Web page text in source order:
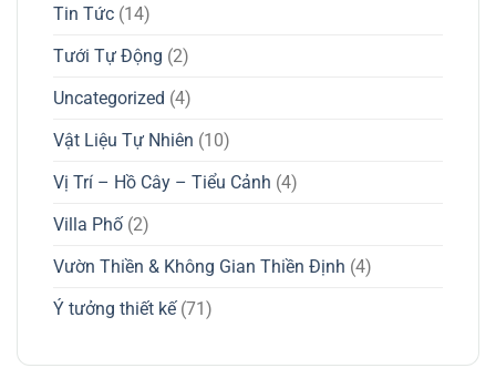
Tin Tức (14)
Tưới Tự Động (2)
Uncategorized (4)
Vật Liệu Tự Nhiên (10)
Vị Trí – Hồ Cây – Tiểu Cảnh (4)
Villa Phố(2)
Vườn Thiền & Không Gian Thiền Định (4)
Ý tưởng thiết kế(71)